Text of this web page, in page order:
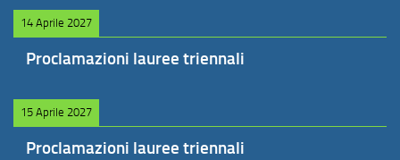
14 Aprile 2027
Proclamazioni lauree triennali
15 Aprile 2027
Proclamazioni lauree triennali